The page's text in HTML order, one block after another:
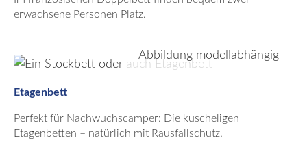
erwachsene Personen Platz.
Abbildung modellabhängig
Etagenbett
Perfekt für Nachwuchscamper: Die kuscheligen
Etagenbetten – natürlich mit Rausfallschutz.